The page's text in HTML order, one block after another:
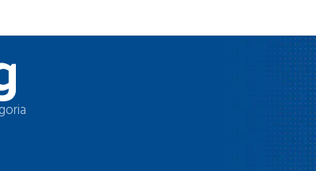
funzionalità e
CATEGORIE